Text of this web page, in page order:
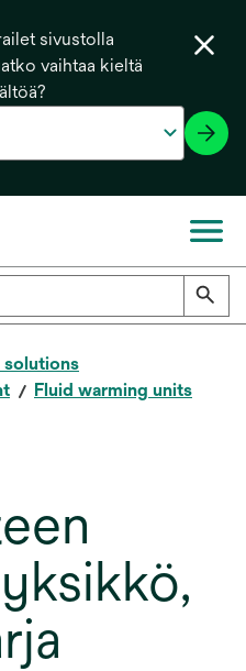
sivustolla
vaihtaa kieltä
solutions
Fluid warming units